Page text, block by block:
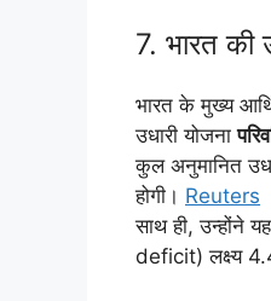
7. भारत की
भारत के मुख्य
उधारी योजना
कुल अनुमानित
होगी। Reuters
साथ ही, उन्होंने
deficit) लक्ष्य